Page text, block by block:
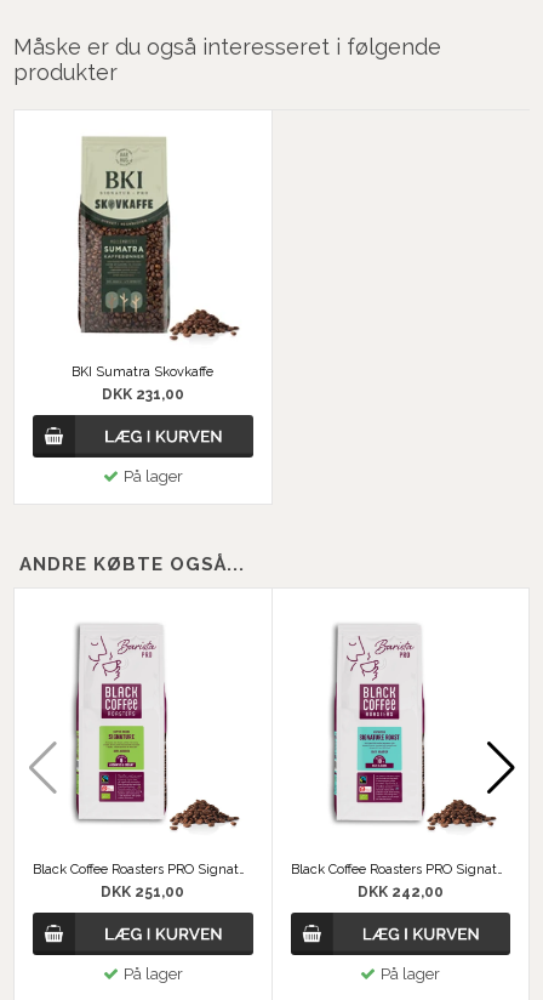
Måske er du også interesseret i følgende
produkter
BKI Sumatra Skovkaffe
DKK 231,00
På lager
ANDRE KØBTE OGSÅ...
Black Coffee Roasters PRO Signature Roast Organic Fairtrade
DKK 251,00
På lager
Black Coffee Roasters PRO Signature Roast Organic Fairtrade Espresso
DKK 242,00
På lager